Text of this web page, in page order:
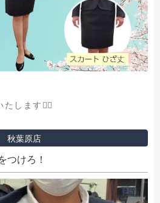
します🙇‍♀️
秋葉原店
つけろ！